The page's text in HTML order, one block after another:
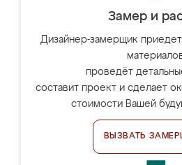
Замер и
Дизайнер-замерщик
проведёт
составит проект и сделает
стоимости Вашей
ВЫЗВАТЬ